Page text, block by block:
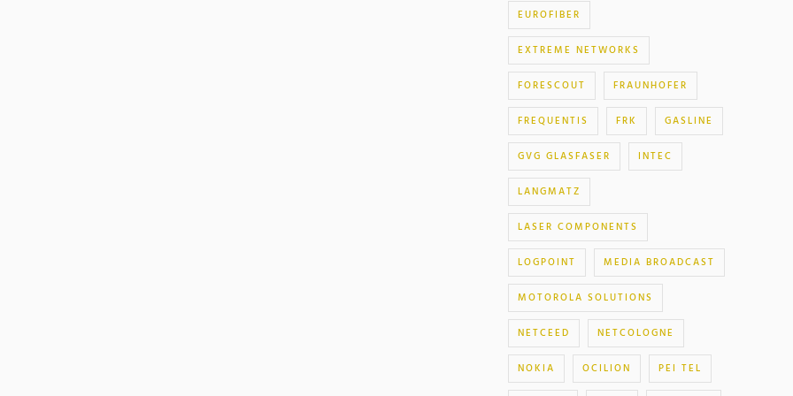
EUROFIBER
EXTREME NETWORKS
FORESCOUT FRAUNHOFER
FREQUENTIS FRK GASLINE
GVG GLASFASER INTEC
LANGMATZ
LASER COMPONENTS
LOGPOINT MEDIA BROADCAST
MOTOROLA SOLUTIONS
NETCEED NETCOLOGNE
NOKIA OCILION PEI TEL